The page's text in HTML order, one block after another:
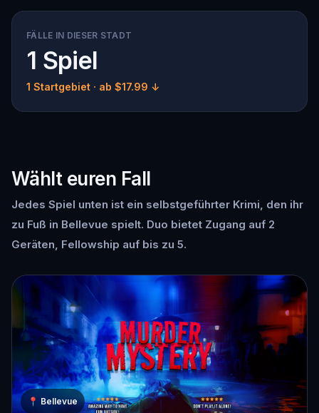
FÄLLE IN DIESER STADT
1 Spiel
1 Startgebiet · ab $17.99 ↓
Wählt euren Fall
Jedes Spiel unten ist ein selbstgeführter Krimi, den ihr
zu Fuß in Bellevue spielt. Duo bietet Zugang auf 2
Geräten, Fellowship auf bis zu 5.
📍 Bellevue